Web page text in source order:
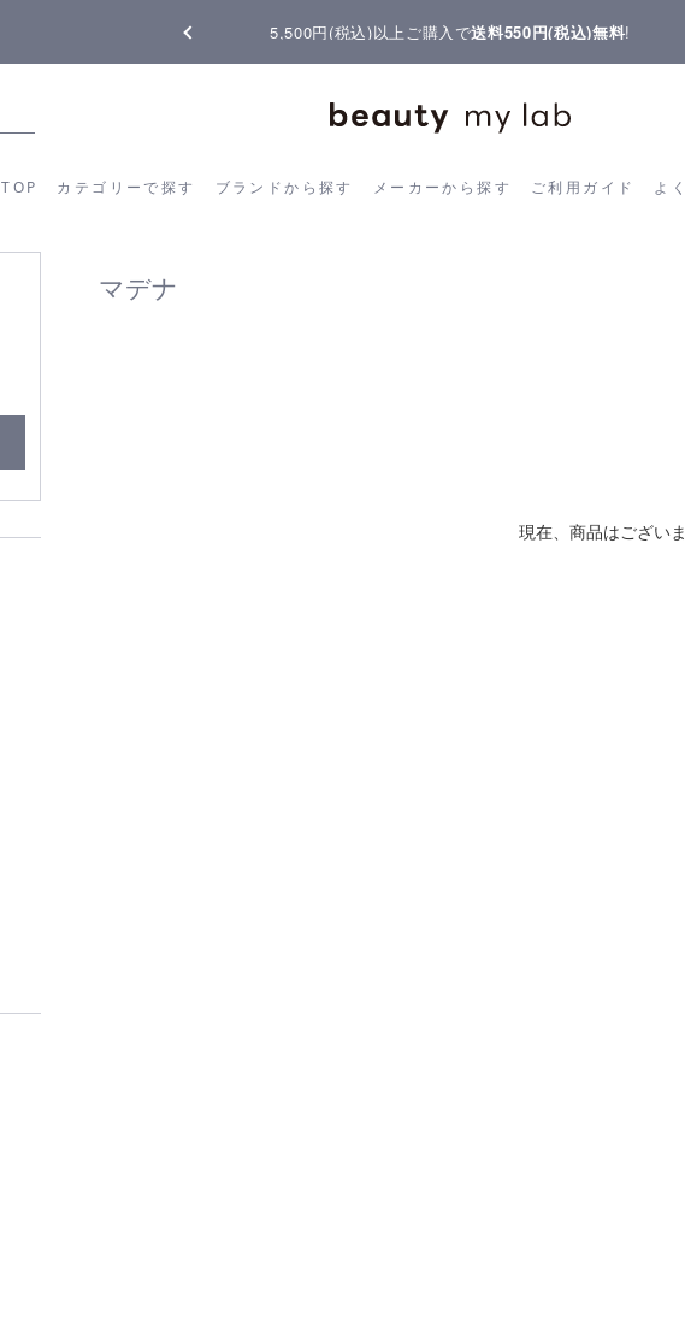
【重要】熊本地震の影響によりお届けに遅延が生じております
TOP カテゴリーで探す ブランドから探す メーカーから探す ご利用ガイド よ
カテゴリーから探す ブランドから探す メーカーから探す ご利用ガイド
マデナ
現在、商品はございま